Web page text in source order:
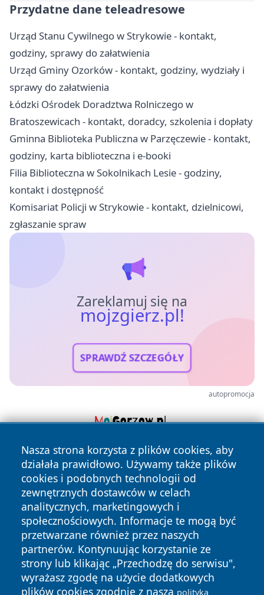
Przydatne dane teleadresowe
Urząd Stanu Cywilnego w Strykowie - kontakt,
godziny, sprawy do załatwienia
Urząd Gminy Ozorków - kontakt, godziny, wydziały i
sprawy do załatwienia
Łódzki Ośrodek Doradztwa Rolniczego w
Bratoszewicach - kontakt, doradcy, szkolenia i dopłaty
Gminna Biblioteka Publiczna w Parzęczewie - kontakt,
godziny, karta biblioteczna i e-booki
Filia Biblioteczna w Sokolnikach Lesie - godziny,
kontakt i dostępność
Komisariat Policji w Strykowie - kontakt, dzielnicowi,
zgłaszanie spraw
Zareklamuj się na
mojzgierz.pl!
SPRAWDŹ SZCZEGÓŁY
autopromocja
Nasza strona korzysta z plików cookies, aby
działała prawidłowo. Używamy także plików
cookies i podobnych technologii od
zewnętrznych dostawców w celach
analitycznych, marketingowych i
społecznościowych. Informacje te mogą być
przetwarzane również przez naszych
partnerów. Kontynuując korzystanie ze
strony lub klikając „Przechodzę do serwisu",
wyrażasz zgodę na użycie dodatkowych
plików cookies zgodnie z naszą polityką
Copyright © 2026 mojzgierz.pl Wszystkie prawa zastrzeżone.
News Autorzy
Polityka
Prywatności
Polityka
Cookies